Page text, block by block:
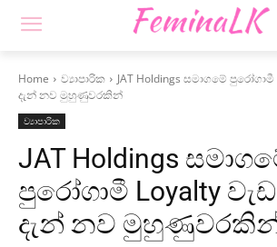
Home ව්‍යාපාරික
JAT Holdings සමාගමේ
දැන් නව මුහුණුවරකින්
ව්‍යාපාරික
JAT Holdings
පුරෝගාමී Loyalty
දැන් නව